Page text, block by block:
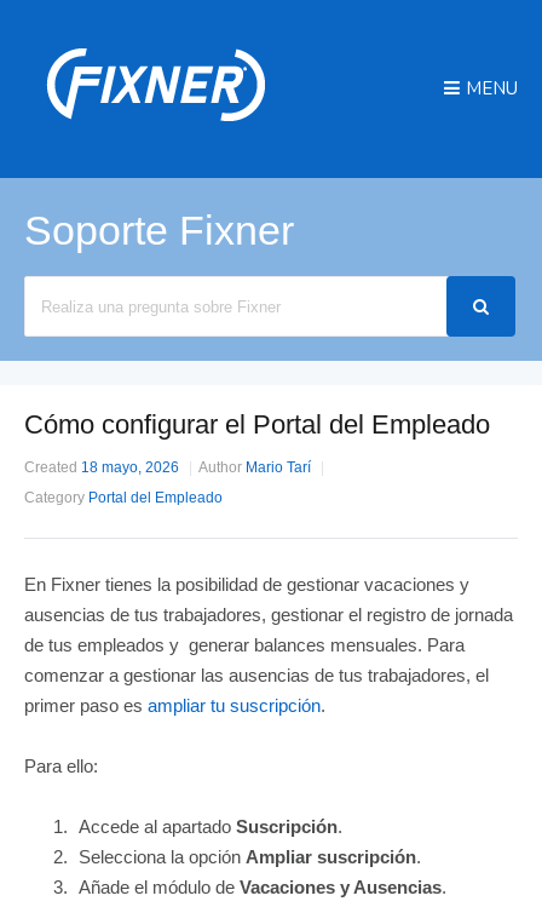
MENU
Soporte Fixner
Cómo configurar el Portal del Empleado
Created 18 mayo, 2026 Author Mario Tarí
Category Portal del Empleado
En Fixner tienes la posibilidad de gestionar vacaciones y
ausencias de tus trabajadores, gestionar el registro de jornada
de tus empleados y generar balances mensuales. Para
comenzar a gestionar las ausencias de tus trabajadores, el
primer paso es ampliar tu suscripción.
Para ello:
Accede al apartado Suscripción.
Selecciona la opción Ampliar suscripción.
Añade el módulo de Vacaciones y Ausencias.